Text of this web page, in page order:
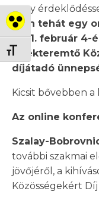
Nagy kontraszt
Betűméret váltása
nagy
Idén tehát egy
2021. február 4-
Értékteremtő
díjátadó
Kicsit bővebben
Az online
Szalay-
további szakmai
jövőjéről, a
Közösségekért